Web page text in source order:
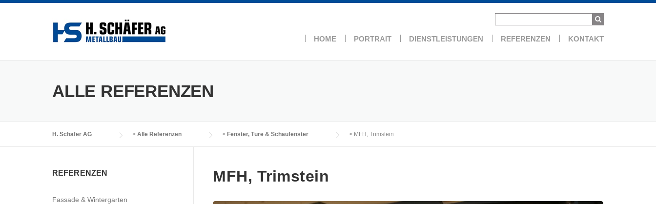
HOME PORTRAIT DIENSTLEISTUNGEN REFERENZEN KONTAKT
ALLE REFERENZEN
H. Schäfer AG > Alle Referenzen > Fenster, Türe & Schaufenster > MFH, Trimstein
MFH, Trimstein
REFERENZEN
Fassade & Wintergarten